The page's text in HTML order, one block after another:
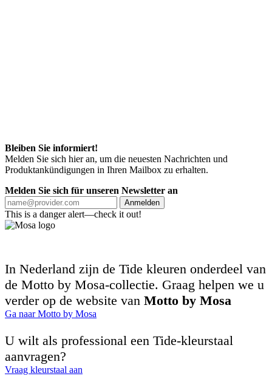
Bleiben Sie informiert!
Melden Sie sich hier an, um die neuesten Nachrichten und
Produktankündigungen in Ihren Mailbox zu erhalten.
Melden Sie sich für unseren Newsletter an
Anmelden
This is a danger alert—check it out!
In Nederland zijn de Tide kleuren onderdeel van
de Motto by Mosa-collectie. Graag helpen we u
verder op de website van Motto by Mosa
Ga naar Motto by Mosa
U wilt als professional een Tide-kleurstaal
aanvragen?
Vraag kleurstaal aan